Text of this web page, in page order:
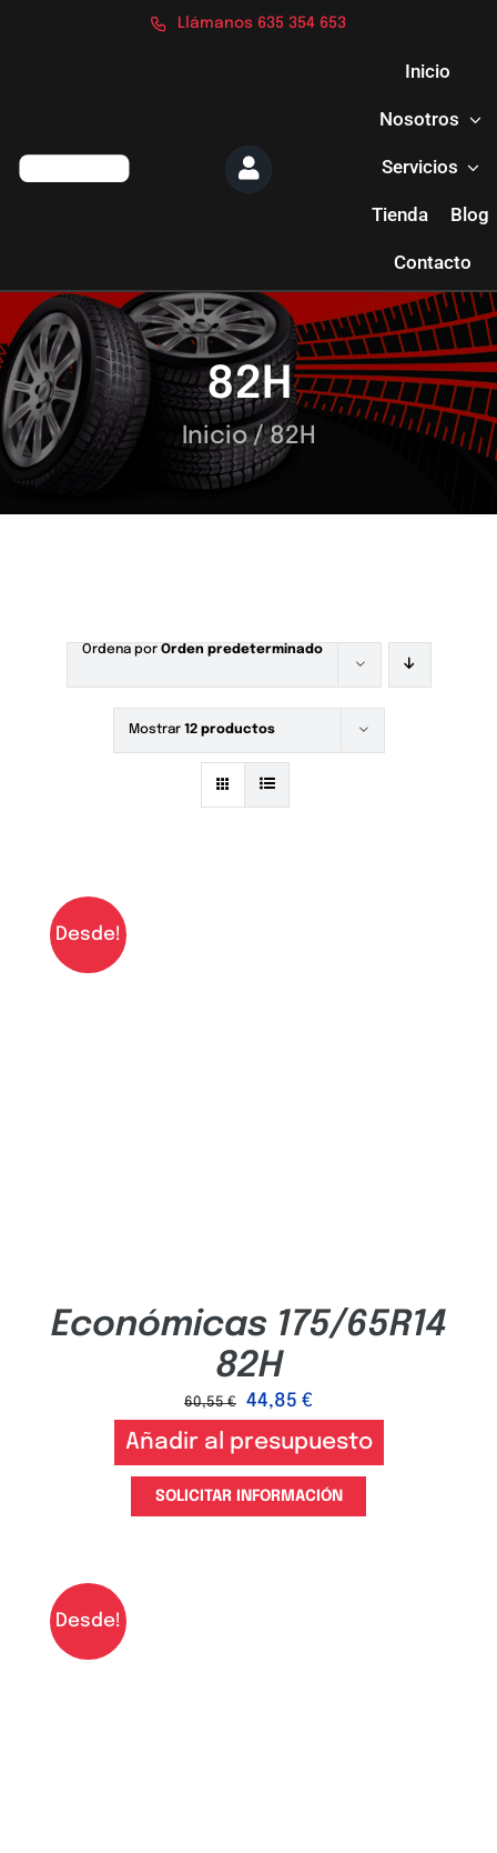
Llámanos 635 354 653
Inicio
Nosotros
Servicios
Tienda Blog
Contacto
82H
Inicio / 82H
Ordena por Orden predeterminado
Mostrar 12 productos
Desde!
Económicas 175/65R14
82H
60,55€ 44,85 €
Añadir al presupuesto
SOLICITAR INFORMACIÓN
Desde!